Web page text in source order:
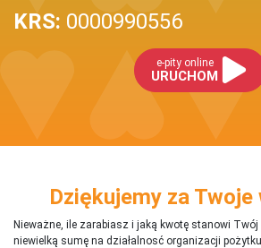
KRS: 0000990556
e-pity online
URUCHOM
Dziękujemy za Twoje
Nieważne, ile zarabiasz i jaką kwotę stanowi Twój
niewielką sumę na działalnosć organizacji